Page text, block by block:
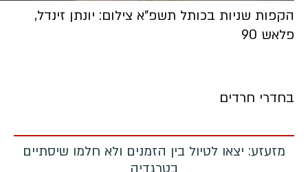
הקפות שניות בכותל תשפ"א צילום: יונתן זינדל,
פלאש 90
בחדרי חרדים
מזעזע: יצאו לטיול בין הזמנים ולא חלמו שיסתיים
בטרגדיה